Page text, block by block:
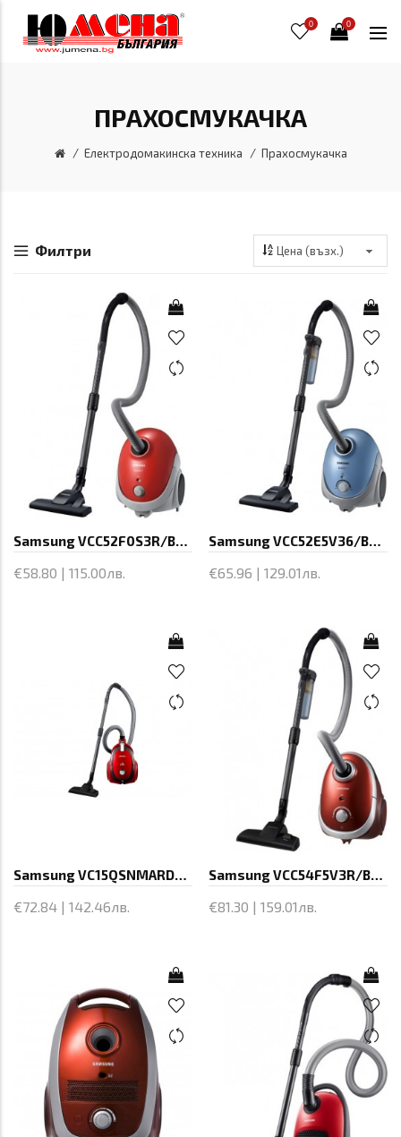
0 0
ПРАХОСМУКАЧКА
Електродомакинска техника Прахосмукачка
Филтри
Samsung VCC52F0S3R/BOL, Vacuum Cleaner,
€58.80 | 115.00лв.
Samsung VCC52E5V36/BOL, Vacuum Cleaner,
€65.96 | 129.01лв.
Samsung VC15QSNMARD/GE, Vacuum Cleaner,
€72.84 | 142.46лв.
Samsung VCC54F5V3R/BOL, Vacuum Cleaner,
€81.30 | 159.01лв.